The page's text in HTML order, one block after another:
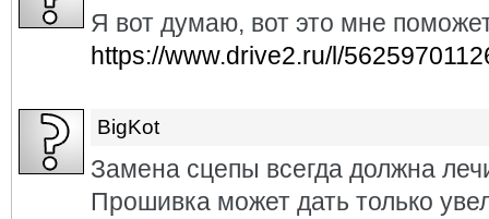
Я вот думаю, вот это мне
https://www.drive2.ru/l/
BigKot
Замена сцепы всегда должна
Прошивка может дать только